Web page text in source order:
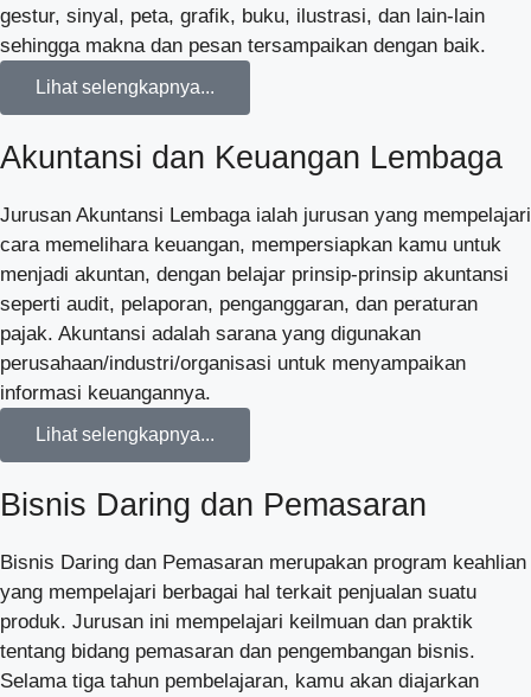
gestur, sinyal, peta, grafik, buku, ilustrasi, dan lain-lain
sehingga makna dan pesan tersampaikan dengan baik.
Lihat selengkapnya...
Akuntansi dan Keuangan Lembaga
Jurusan Akuntansi Lembaga ialah jurusan yang mempelajari
cara memelihara keuangan, mempersiapkan kamu untuk
menjadi akuntan, dengan belajar prinsip-prinsip akuntansi
seperti audit, pelaporan, penganggaran, dan peraturan
pajak. Akuntansi adalah sarana yang digunakan
perusahaan/industri/organisasi untuk menyampaikan
informasi keuangannya.
Lihat selengkapnya...
Bisnis Daring dan Pemasaran
Bisnis Daring dan Pemasaran merupakan program keahlian
yang mempelajari berbagai hal terkait penjualan suatu
produk. Jurusan ini mempelajari keilmuan dan praktik
tentang bidang pemasaran dan pengembangan bisnis.
Selama tiga tahun pembelajaran, kamu akan diajarkan